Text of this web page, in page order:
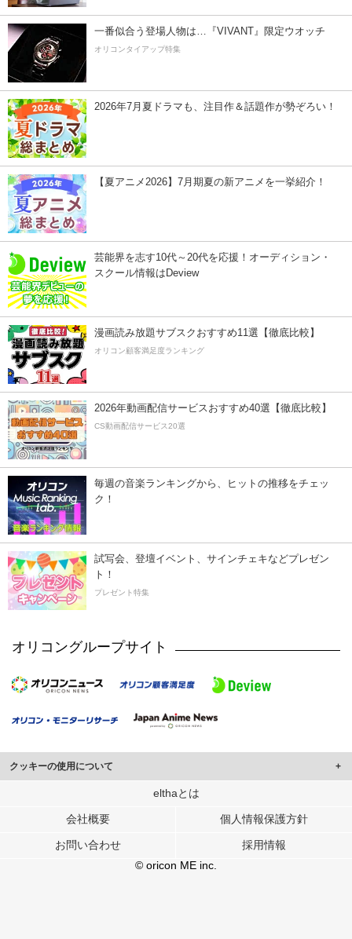
一番似合う登場人物は…『VIVANT』限定ウオッチ
オリコンタイアップ特集
2026年7月夏ドラマも、注目作＆話題作が勢ぞろい！
【夏アニメ2026】7月期夏の新アニメを一挙紹介！
芸能界を志す10代～20代を応援！オーディション・
スクール情報はDeview
漫画読み放題サブスクおすすめ11選【徹底比較】
オリコン顧客満足度ランキング
2026年動画配信サービスおすすめ40選【徹底比較】
CS動画配信サービス20選
毎週の音楽ランキングから、ヒットの推移をチェッ
ク！
試写会、登壇イベント、サインチェキなどプレゼン
ト！
プレゼント特集
オリコングループサイト
クッキーの使用について
このサイトでは Cookie を使用して、ユーザーに合わせたコンテンツや広告の
行っています。
メディアや広告配信、データ解析の各パートナーに提供しています。
各パートナーは、この情報とユーザーが各パートナーに提供した他の情報や、
ユーザーが各パートナーのサービスを使用したときに収集した他の情報を組み
elthaとは
会社概要 個人情報保護方針
お問い合わせ
採用情報
© oricon ME inc.